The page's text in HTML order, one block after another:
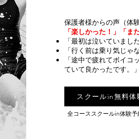
保護者様からの声（体
「楽しかった！」「ま
「最初は泣いていまし
「行く前は乗り気じゃ
「途中で疲れてボイ
ていて良かったです。」
スクールin無料体
全コーススクールin体験予